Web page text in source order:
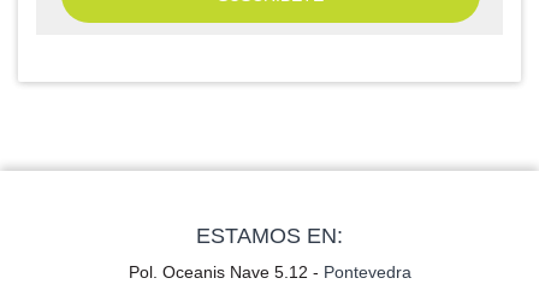
ESTAMOS EN:
Pol. Oceanis Nave 5.12 - Pontevedra